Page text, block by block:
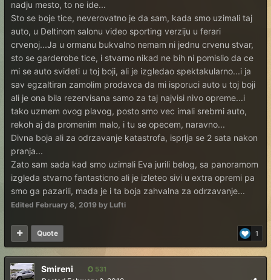
nadju mesto, to ne ide...
Sto se boje tice, neverovatno je da sam, kada smo uzimali taj
auto, u Deltinom salonu video sporting verziju u ferari
crvenoj...Ja u ormanu bukvalno nemam ni jednu crvenu stvar,
sto se garderobe tice, i stvarno nikad ne bih ni pomislio da ce
mi se auto svideti u toj boji, ali je izgledao spektakularno...i ja
sav egzaltiran zamolim prodavca da mi isporuci auto u toj boji
ali je ona bila rezervisana samo za taj najvisi nivo opreme...i
tako uzmem ovog plavog, posto smo vec imali srebrni auto,
rekoh aj da promenim malo, i tu se opecem, naravno...
Divna boja ali za odrzavanje katastrofa, isprlja se 2 sata nakon
pranja...
Zato sam sada kad smo uzimali Eva jurili belog, sa panoramom
izgleda stvarno fantasticno ali je izleteo sivi u extra opremi pa
smo ga pazarili, mada je i ta boja zahvalna za odrzavanje...
Edited February 8, 2019 by Lufti
1
Quote
Smireni 531